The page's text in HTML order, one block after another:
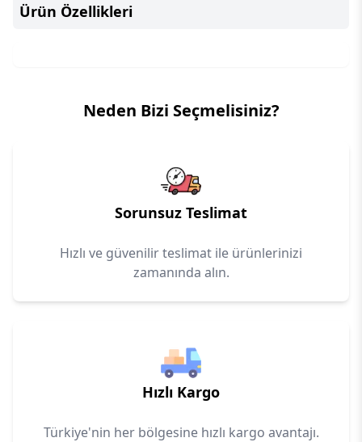
Ürün Özellikleri
Neden Bizi Seçmelisiniz?
Sorunsuz Teslimat
Hızlı ve güvenilir teslimat ile ürünlerinizi
zamanında alın.
Hızlı Kargo
Türkiye'nin her bölgesine hızlı kargo avantajı.